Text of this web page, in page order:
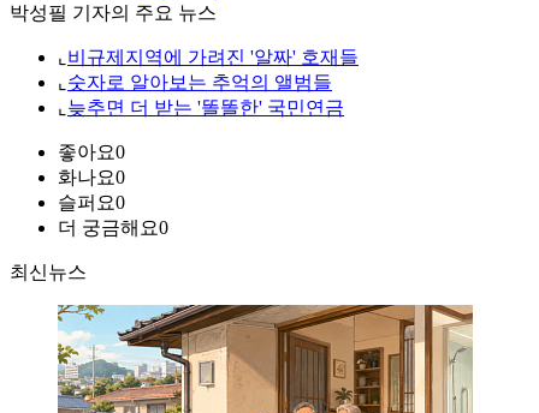
박성필 기자의 주요 뉴스
⌞ 비규제지역에 가려진 '알짜' 호재들
⌞ 숫자로 알아보는 추억의 앨범들
⌞ 늦추면 더 받는 '똘똘한' 국민연금
좋아요0
화나요0
슬퍼요0
더 궁금해요0
최신뉴스